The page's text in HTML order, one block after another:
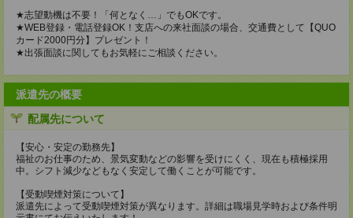
★志望動機は不要！「何となく…」でもOKです。
★WEB登録・電話登録OK！支店への来社面談の場合、交通費として【QUO
カード2000円分】プレゼント！
★出張面談に関してもお気軽にご相談ください。
派遣先の概要
配属先について
【安心・安定の勤務先】
福祉のお仕事のため、景気変動などの影響を受けにくく、現在も積極採用
中。シフト減少などもなく安定して働くことが可能です。
【受動喫煙対策について】
派遣先によって受動喫煙対策が異なります。詳細は職場見学時および条件明